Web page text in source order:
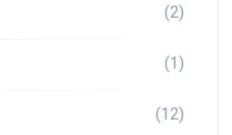
(2)
(1)
(12)